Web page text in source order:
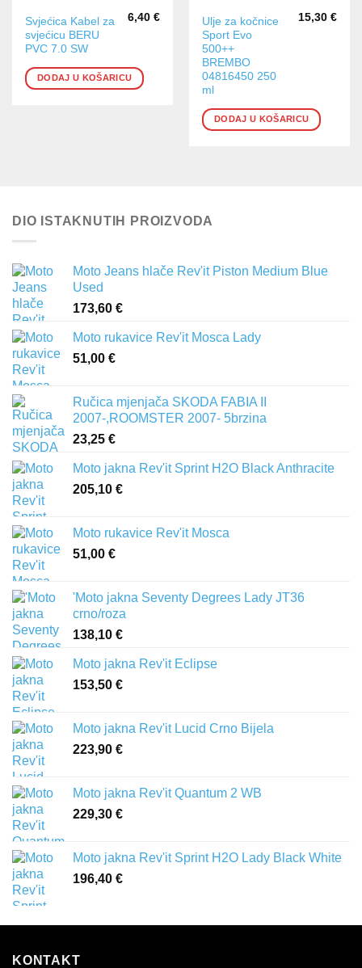
Svjećica Kabel za
svjećicu BERU
PVC 7.0 SW
6,40 €
DODAJ U KOŠARICU
Ulje za kočnice
Sport Evo
500++
BREMBO
04816450 250
ml
15,30 €
DODAJ U KOŠARICU
DIO ISTAKNUTIH PROIZVODA
Moto Jeans hlače Rev'it Piston Medium Blue
Used
173,60 €
Moto rukavice Rev'it Mosca Lady
51,00 €
Ručica mjenjača SKODA FABIA II
2007-,ROOMSTER 2007- 5brzina
23,25 €
Moto jakna Rev'it Sprint H2O Black Anthracite
205,10 €
Moto rukavice Rev'it Mosca
51,00 €
'Moto jakna Seventy Degrees Lady JT36
crno/roza
138,10 €
Moto jakna Rev'it Eclipse
153,50 €
Moto jakna Rev'it Lucid Crno Bijela
223,90 €
Moto jakna Rev'it Quantum 2 WB
229,30 €
Moto jakna Rev'it Sprint H2O Lady Black White
196,40 €
KONTAKT